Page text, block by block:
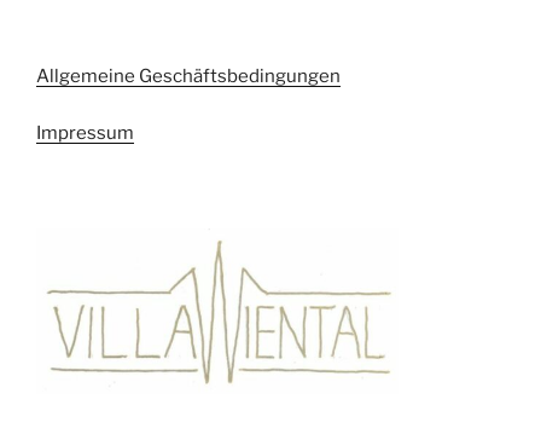
Allgemeine Geschäftsbedingungen
Impressum